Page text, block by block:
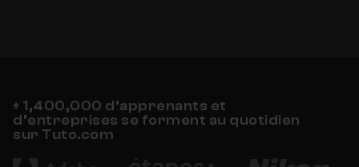
+ 1,400,000 d’apprenants et
d’entreprises se forment au quotidien
sur Tuto.com